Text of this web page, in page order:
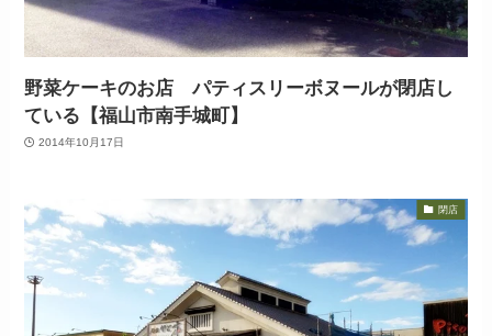
野菜ケーキのお店 パティスリーボヌールが閉店し
ている【福山市南手城町】
2014年10月17日
閉店